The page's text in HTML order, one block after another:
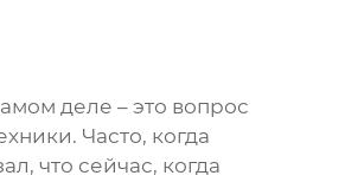
деле – это вопрос
Часто, когда
что сейчас, когда